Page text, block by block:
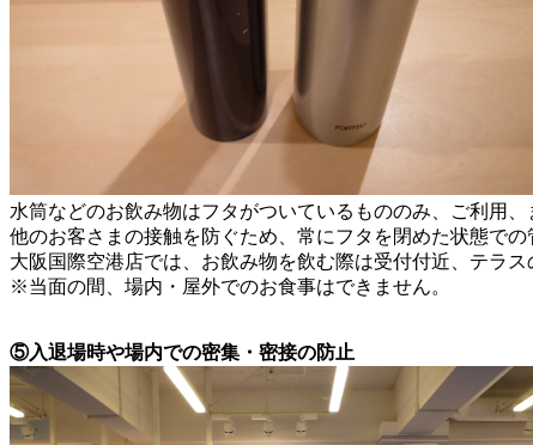
水筒などのお飲み物はフタがついているもののみ、ご利用、
他のお客さまの接触を防ぐため、常にフタを閉めた状態での
大阪国際空港店では、お飲み物を飲む際は受付付近、テラ
※当面の間、場内・屋外でのお食事はできません。
⑤入退場時や場内での密集・密接の防止